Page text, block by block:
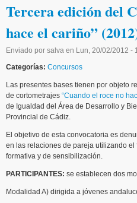
Tercera edición del
hace el cariño”
Enviado por salva en Lun, 20/02/2012 -
Categorías: Concursos
Las presentes bases tienen por objeto
de cortometrajes “Cuando el roce no
de Igualdad del Área de Desarrollo y
Provincial de Cádiz.
El objetivo de esta convocatoria es
en las relaciones de pareja utilizando
formativa y de sensibilización.
PARTICIPANTES: se establecen dos
Modalidad A) dirigida a jóvenes